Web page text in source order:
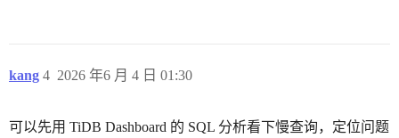
kang 2026 年6 月 4 日 01:30
4
可以先用 TiDB Dashboard 的 SQL 分析看下慢查询，定位问题